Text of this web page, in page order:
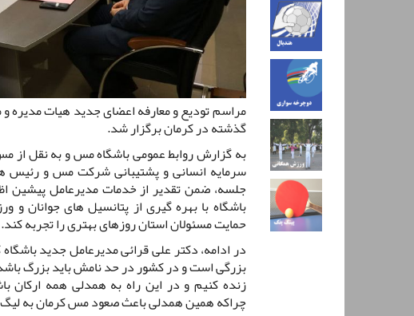
مراسم تودیع و معارفه اعضای جدید هیات مدیره
گذشته در کرمان برگزار شد.
به گزارش روابط عمومی باشگاه مس و به نقل از
سرمایه انسانی و پشتیبانی شرکت مس و رئیس
جلسه، ضمن تقدیر از خدمات مدیرعامل پیشین
باشگاه با بهره گیری از پتانسیل های جوانان
حمایت مسئولان استان روزهای بهتری را تجربه کند.
در ادامه، دکتر علی قرائی مدیرعامل جدید
بزرگی است و در کشور در حد نامش باید بزرگ
زنده کنیم و در این راه به همدلی همه ارکان
چراکه همین همدلی باعث صعود مس کرمان به